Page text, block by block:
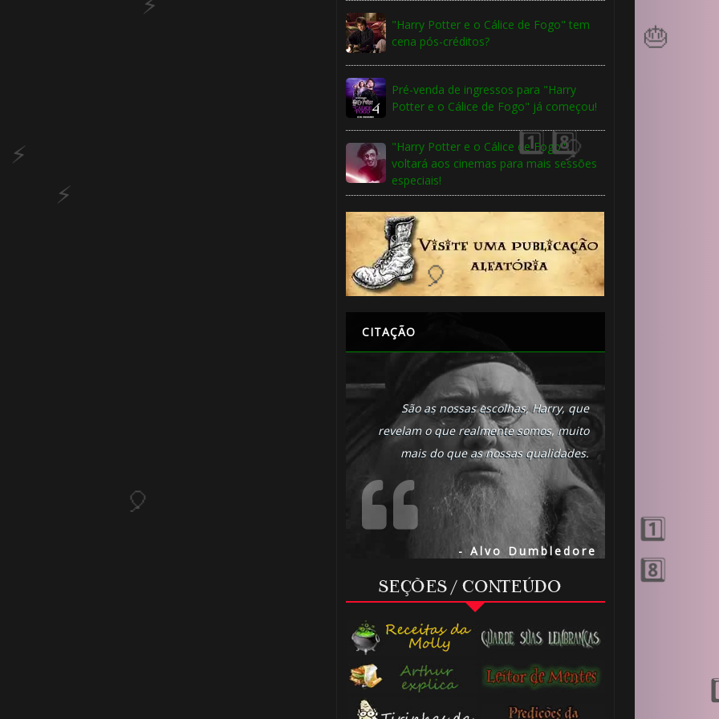
"Harry Potter e o Cálice de Fogo" tem
cena pós-créditos?
Pré-venda de ingressos para "Harry
Potter e o Cálice de Fogo" já começou!
"Harry Potter e o Cálice de Fogo"
voltará aos cinemas para mais sessões
especiais!
CITAÇÃO
São as nossas escolhas, Harry, que
revelam o que realmente somos, muito
mais do que as nossas qualidades.
- Alvo Dumbledore
SEÇÕES / CONTEÚDO
⚡
🎈
🎂 1️⃣ 8️⃣